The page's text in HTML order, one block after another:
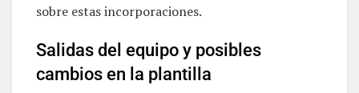
sobre estas incorporaciones.
Salidas del equipo y posibles
cambios en la plantilla